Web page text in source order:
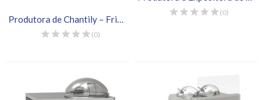
Produtora de Chantily – Frigomat, Kream 2.5
(0)
(0)